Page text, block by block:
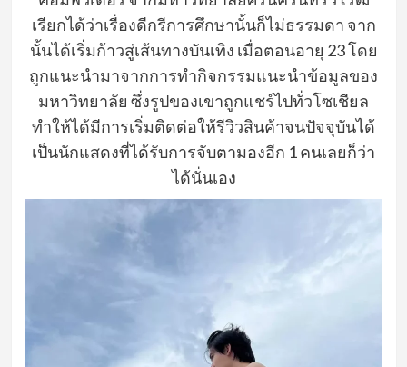
เรียกได้ว่าเรื่องดีกรีการศึกษานั้นก็ไม่ธรรมดา จาก
นั้นได้เริ่มก้าวสู่เส้นทางบันเทิง เมื่อตอนอายุ 23 โดย
ถูกแนะนำมาจากการทำกิจกรรมแนะนำข้อมูลของ
มหาวิทยาลัย ซึ่งรูปของเขาถูกแชร์ไปทั่วโซเชียล
ทำให้ได้มีการเริ่มติดต่อให้รีวิวสินค้าจนปัจจุบันได้
เป็นนักแสดงที่ได้รับการจับตามองอีก 1 คนเลยก็ว่า
ได้นั่นเอง